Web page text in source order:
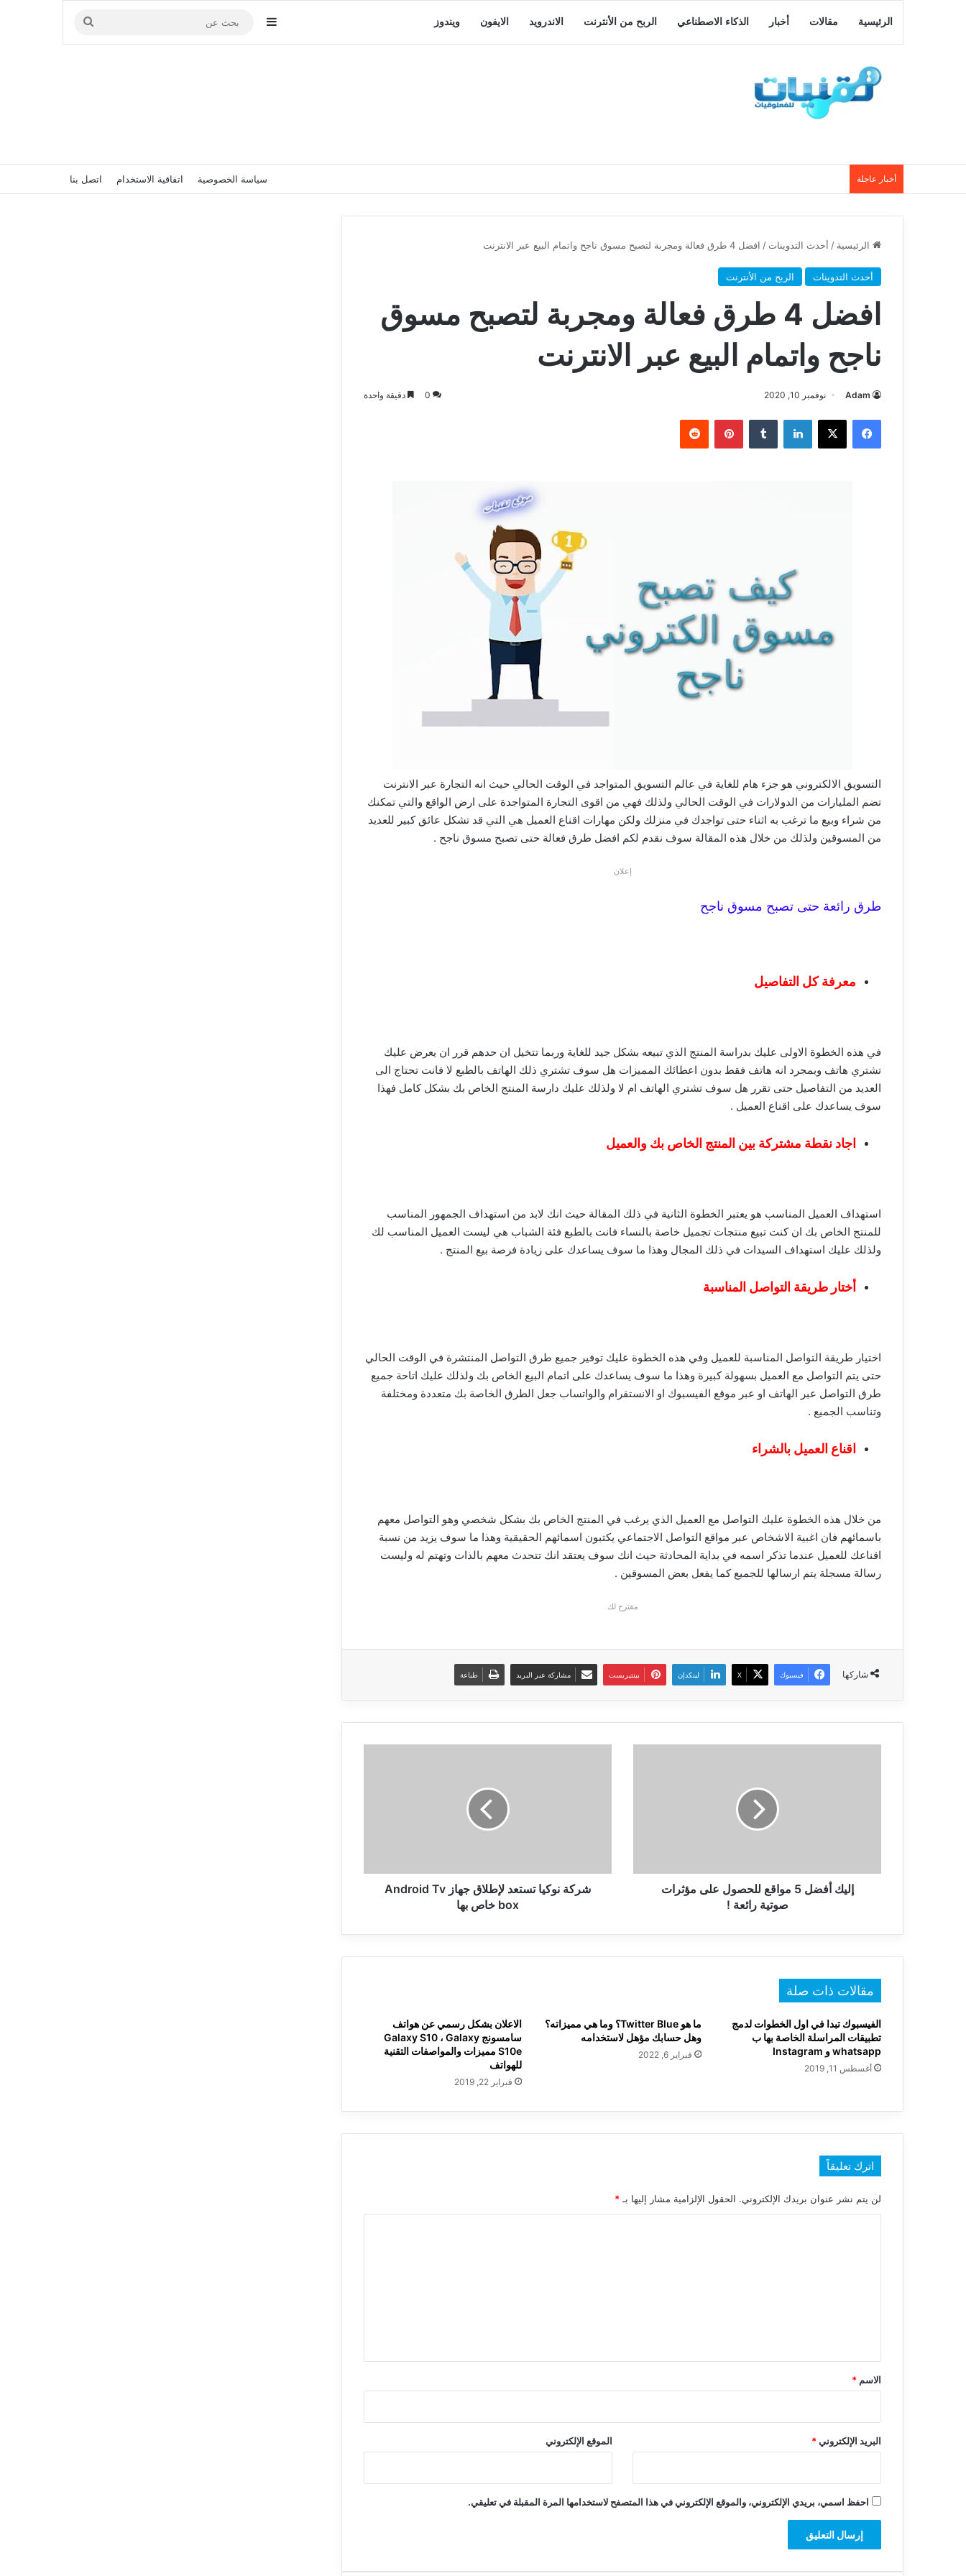
الرئيسية مقالات أخبار الذكاء الاصطناعي الربح من الأنترنت الاندرويد الايفون ويندوز إضافة عمود جانبي
بحث
عن
أخبار عاجلة سياسة الخصوصية اتفاقية الاستخدام اتصل بنا
الرئيسية / أحدث التدوينات / افضل 4 طرق فعالة ومجربة لتصبح مسوق ناجح واتمام البيع عبر الانترنت
أحدث التدوينات الربح من الأنترنت
افضل 4 طرق فعالة ومجربة لتصبح مسوق
ناجح واتمام البيع عبر الانترنت
Adam نوفمبر 10, 2020 0 دقيقة واحدة
فيسبوك ‫X لينكدإن بينتيريست
التسويق الالكتروني هو جزء هام للغاية في عالم التسويق المتواجد في الوقت الحالي حيث انه التجارة عبر الانترنت
تضم المليارات من الدولارات في الوقت الحالي ولذلك فهي من اقوى التجارة المتواجدة على ارض الواقع والتي تمكنك
من شراء وبيع ما ترغب به اثناء حتى تواجدك في منزلك ولكن مهارات اقناع العميل هي التي قد تشكل عائق كبير للعديد
من المسوقين ولذلك من خلال هذه المقالة سوف نقدم لكم افضل طرق فعالة حتى تصبح مسوق ناجح .
إعلان
طرق رائعة حتى تصبح مسوق ناجح
معرفة كل التفاصيل
في هذه الخطوة الاولى عليك بدراسة المنتج الذي تبيعه بشكل جيد للغاية وربما تتخيل ان حدهم قرر ان يعرض عليك
تشتري هاتف وبمجرد انه هاتف فقط بدون اعطائك المميزات هل سوف تشتري ذلك الهاتف بالطبع لا فانت تحتاج الى
العديد من التفاصيل حتى تقرر هل سوف تشتري الهاتف ام لا ولذلك عليك دارسة المنتج الخاص بك بشكل كامل فهذا
سوف يساعدك على اقناع العميل .
اجاد نقطة مشتركة بين المنتج الخاص بك والعميل
استهداف العميل المناسب هو يعتبر الخطوة الثانية في ذلك المقالة حيث انك لابد من استهداف الجمهور المناسب
للمنتج الخاص بك ان كنت تبيع منتجات تجميل خاصة بالنساء فانت بالطبع فئة الشباب هي ليست العميل المناسب لك
ولذلك عليك استهداف السيدات في ذلك المجال وهذا ما سوف يساعدك على زيادة فرصة بيع المنتج .
أختار طريقة التواصل المناسبة
اختيار طريقة التواصل المناسبة للعميل وفي هذه الخطوة عليك توفير جميع طرق التواصل المنتشرة في الوقت الحالي
حتى يتم التواصل مع العميل بسهولة كبيرة وهذا ما سوف يساعدك على اتمام البيع الخاص بك ولذلك عليك اتاحة جميع
طرق التواصل عبر الهاتف او عبر موقع الفيسبوك او الانستقرام والواتساب جعل الطرق الخاصة بك متعددة ومختلفة
وتناسب الجميع .
اقناع العميل بالشراء
من خلال هذه الخطوة عليك التواصل مع العميل الذي يرغب في المنتج الخاص بك بشكل شخصي وهو التواصل معهم
باسمائهم فان اغبية الاشخاص عبر مواقع التواصل الاجتماعي يكتبون اسمائهم الحقيقية وهذا ما سوف يزيد من نسبة
اقناعك للعميل عندما تذكر اسمه في بداية المحادثة حيث انك سوف يعتقد انك تتحدث معهم بالذات وتهتم له وليست
رسالة مسجلة يتم ارسالها للجميع كما يفعل بعض المسوقين .
مقترح لك
شاركها فيسبوك ‫X لينكدإن بينتيريست مشاركة عبر البريد طباعة
رائعة
إليك أفضل 5 مواقع للحصول على مؤثرات
صوتية رائعة !
خاص
شركة نوكيا تستعد لإطلاق جهاز Android Tv
box خاص بها
مقالات ذات صلة
الفيسبوك تبدا في اول الخطوات لدمج
تطبيقات المراسلة الخاصة بها ب
whatsapp و Instagram
أغسطس 11, 2019
ما هو Twitter Blue؟ وما هي مميزاته؟
وهل حسابك مؤهل لاستخدامه
فبراير 6, 2022
الاعلان بشكل رسمي عن هواتف
سامسونج Galaxy S10 ، Galaxy
S10e مميزات والمواصفات التقنية
للهواتف
فبراير 22, 2019
اترك تعليقاً
لن يتم نشر عنوان بريدك الإلكتروني. الحقول الإلزامية مشار إليها بـ *
*
الاسم *
البريد الإلكتروني* الموقع الإلكتروني
احفظ اسمي، بريدي الإلكتروني، والموقع الإلكتروني في هذا المتصفح لاستخدامها المرة المقبلة في تعليقي.